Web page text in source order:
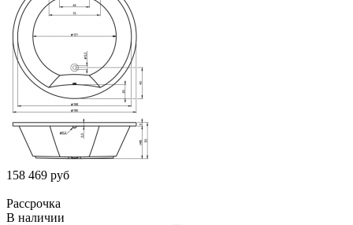
158 469 руб
Рассрочка
В наличии